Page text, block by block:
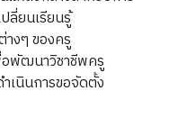
ลี่ยนเรียนรู้
งๆ ของครู
พัฒนาวิชาชีพครู
เนินการขอจัดตั้ง